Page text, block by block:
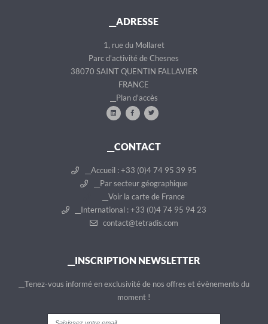
__ADRESSE
1, rue du Mollaret
Parc d'activité de Chesnes
38070 SAINT QUENTIN FALLAVIER
FRANCE
__Plan d'accès
__CONTACT
__Accueil : +33 (0)4 74 95 39 95
__Par secteur géographique
__Voir la carte de France
__International : +33 (0)4 74 95 94 23
contact@tetradis.com
__INSCRIPTION NEWSLETTER
__Tenez-vous informé en exclusivité de nos offres et évènements du
moment !